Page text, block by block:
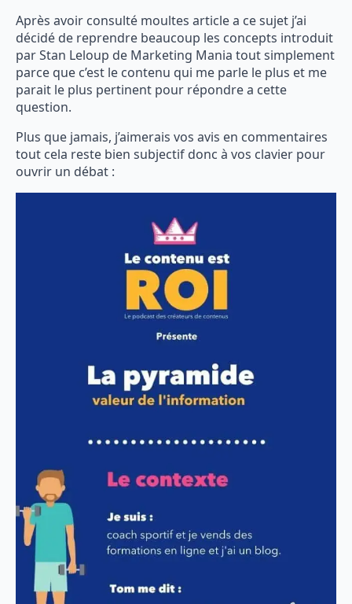
Après avoir consulté moultes article a ce sujet j’ai
décidé de reprendre beaucoup les concepts introduit
par Stan Leloup de Marketing Mania tout simplement
parce que c’est le contenu qui me parle le plus et me
parait le plus pertinent pour répondre a cette
question.
Plus que jamais, j’aimerais vos avis en commentaires
tout cela reste bien subjectif donc à vos clavier pour
ouvrir un débat :